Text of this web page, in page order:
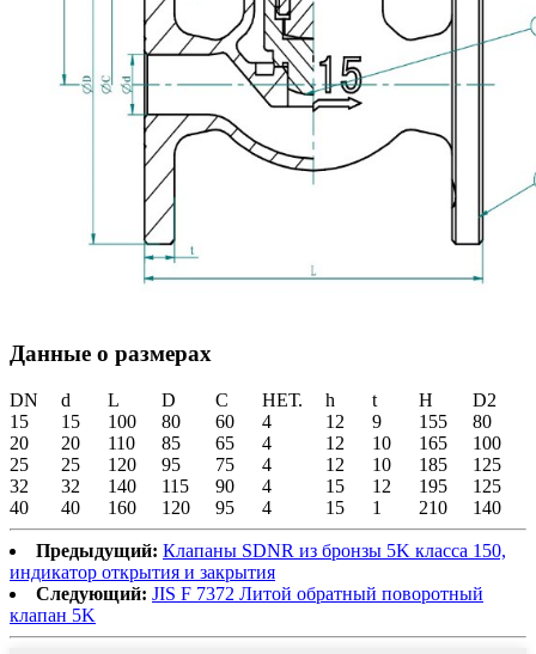
Данные о размерах
DN d L D C НЕТ. h t H
D2
15
15 100 80 60 4 12 9 155
80
20
20 110 85 65 4 12 10 165
100
25
25 120 95 75 4 12 10 185
125
32
32 140 115 90 4 15 12 195
125
40
40 160 120 95 4 15 1 210 140
Предыдущий: Клапаны SDNR из бронзы 5K класса 150,
индикатор открытия и закрытия
Следующий: JIS F 7372 Литой обратный поворотный
клапан 5K